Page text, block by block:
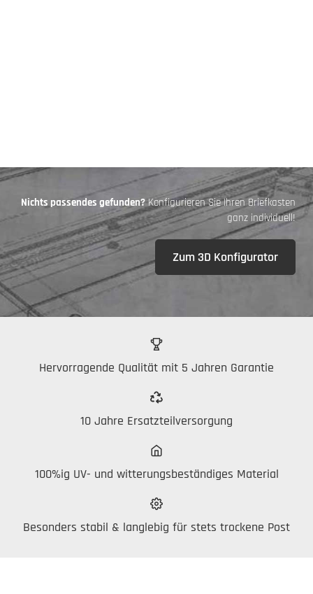
Nichts passendes gefunden?Konfigurieren Sie Ihren Briefkasten
ganz individuell!
Zum 3D Konfigurator
Hervorragende Qualität mit 5 Jahren Garantie
10 Jahre Ersatzteilversorgung
100%ig UV- und witterungsbeständiges Material
Besonders stabil & langlebig für stets trockene Post